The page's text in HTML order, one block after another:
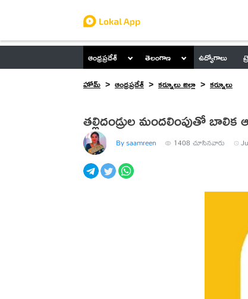
ఆంధ్రప్రదేశ్ తెలంగాణ ఉద్యోగాలు
హోమ్
ఆంధ్రప్రదేశ్ కర్నూలు జిల్లా కర్నూలు
తల్లిదండ్రుల మందలింపుతో
By saamreen 1408 చూసినవారు